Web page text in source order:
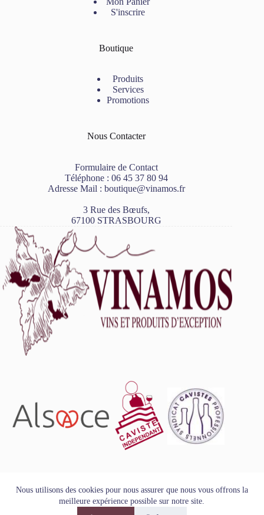
Nous utilisons des cookies pour nous assurer que nous vous offrons la
meilleure expérience possible sur notre site.
S'inscrire
Boutique
Produits
Services
Promotions
Nous Contacter
Formulaire de Contact
Téléphone : 06 45 37 80 94
Adresse Mail : boutique@vinamos.fr
3 Rue des Bœufs,
67100 STRASBOURG
avec modération.
Tous droits réservés - Copyright VINAMOS © 2026